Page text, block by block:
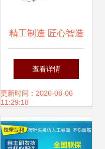
精工制造 匠心智造
——佛山市顺德区
伦教弘泰鑫玻璃机
械厂发展侧记
查看详情
更新时间：2026-08-06
11:29:18